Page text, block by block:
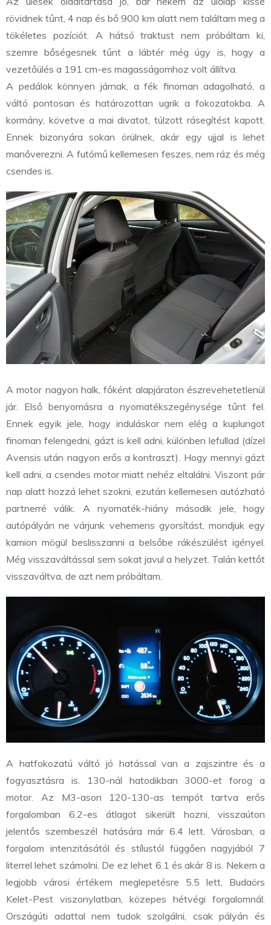
rövidnek tűnt, 4 nap és bő 900 km alatt nem találtam meg a
tökéletes pozíciót. A hátsó traktust nem próbáltam ki,
szemre bőségesnek tűnt a lábtér még úgy is, hogy a
vezetőülés a 191 cm-es magasságomhoz volt állítva.
A pedálok könnyen járnak, a fék finoman adagolható, a
váltó pontosan és határozottan ugrik a fokozatokba. A
kormány, követve a mai divatot, túlzott rásegítést kapott.
Ennek bizonyára sokan örülnek, akár egy ujjal is lehet
manőverezni. A futómű kellemesen feszes, nem ráz és még
csendes is.
A motor nagyon halk, főként alapjáraton észrevehetetlenül
jár. Első benyomásra a nyomatékszegénysége tűnt fel.
Ennek egyik jele, hogy induláskor nem elég a kuplungot
finoman felengedni, gázt is kell adni, különben lefullad (dízel
Avensis után nagyon erős a kontraszt). Hogy mennyi gázt
kell adni, a csendes motor miatt nehéz eltalálni. Viszont pár
nap alatt hozzá lehet szokni, ezután kellemesen autózható
partnerré válik. A nyomaték-hiány második jele, hogy
autópályán ne várjunk vehemens gyorsítást, mondjuk egy
kamion mögül beslisszanni a belsőbe rákészülést igényel.
Még visszaváltással sem sokat javul a helyzet. Talán kettőt
visszaváltva, de azt nem próbáltam.
A hatfokozatú váltó jó hatással van a zajszintre és a
fogyasztásra is. 130-nál hatodikban 3000-et forog a
motor. Az M3-ason 120-130-as tempót tartva erős
forgalomban 6.2-es átlagot sikerült hozni, visszaúton
jelentős szembeszél hatására már 6.4 lett. Városban, a
forgalom intenzitásától és stílustól függően nagyjából 7
literrel lehet számolni. De ez lehet 6.1 és akár 8 is. Nekem a
legjobb városi értékem meglepetésre 5.5 lett, Budaörs
Kelet-Pest viszonylatban, közepes hétvégi forgalomnál.
Országúti adattal nem tudok szolgálni, csak pályán és